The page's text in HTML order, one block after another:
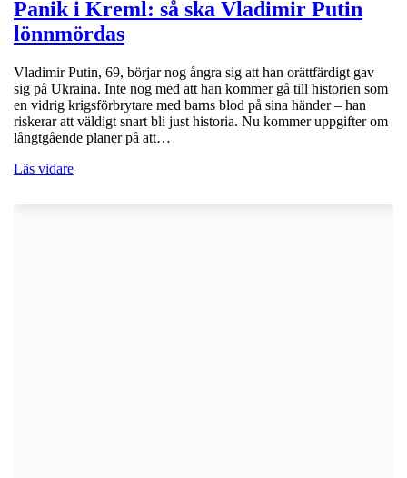
Panik i Kreml: så ska Vladimir Putin
lönnmördas
Vladimir Putin, 69, börjar nog ångra sig att han orättfärdigt gav
sig på Ukraina. Inte nog med att han kommer gå till historien som
en vidrig krigsförbrytare med barns blod på sina händer – han
riskerar att väldigt snart bli just historia. Nu kommer uppgifter om
långtgående planer på att…
Läs vidare